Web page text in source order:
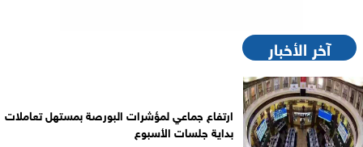
آخر الأخبار
ارتفاع جماعي لمؤشرات البورصة بمستهل تعاملات
بداية جلسات الأسبوع